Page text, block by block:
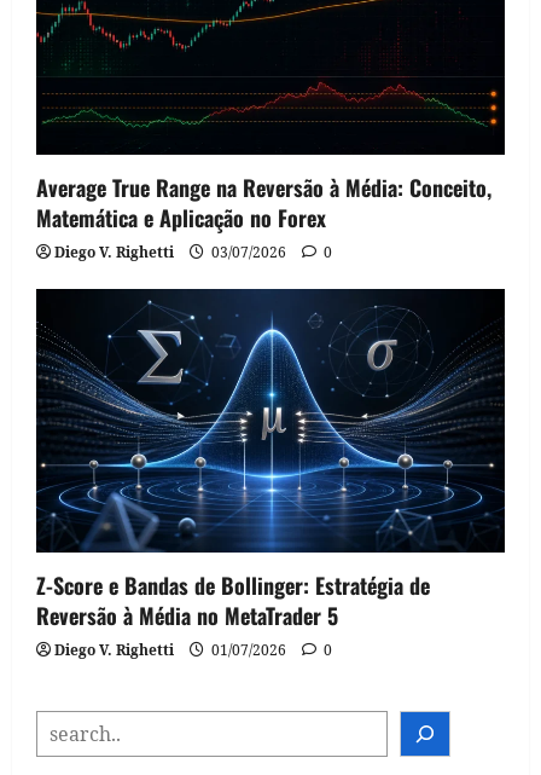
Average True Range na Reversão à Média: Conceito,
Matemática e Aplicação no Forex
Diego V. Righetti 03/07/2026 0
Z-Score e Bandas de Bollinger: Estratégia de
Reversão à Média no MetaTrader 5
Diego V. Righetti 01/07/2026 0
SEARCH